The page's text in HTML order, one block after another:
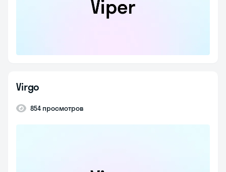
Virgo
854 просмотров